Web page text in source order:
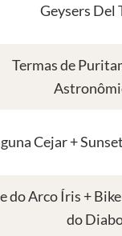
Geysers Del
Termas de
Cejar +
do Arco Íris +
do